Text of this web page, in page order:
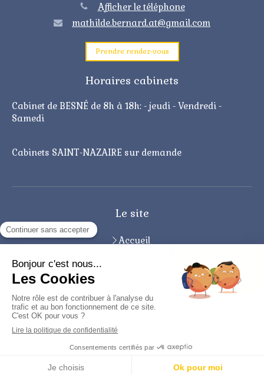
Afficher le téléphone
mathilde.bernard.at@gmail.com
Prendre rendez-vous
Horaires cabinets
Cabinet de BESNÉ de 8h à 18h: - jeudi - Vendredi -
Samedi
Cabinets SAINT-NAZAIRE sur demande
Le site
Accueil
Plan du site
Mentions légales
Création et référencement du site par Simplébo